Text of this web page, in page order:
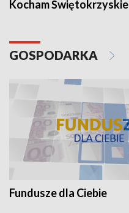
Kocham Świętokrzyskie
GOSPODARKA
Fundusze dla Ciebie